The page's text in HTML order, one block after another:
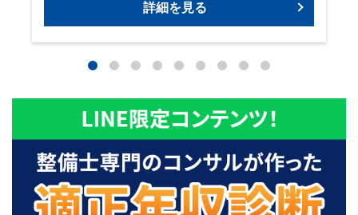
詳細を見る